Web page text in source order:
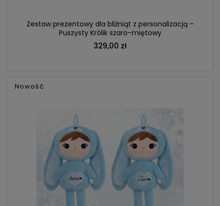
Zestaw prezentowy dla bliźniąt z personalizacją –
Puszysty Królik szaro-miętowy
329,00 zł
Nowość